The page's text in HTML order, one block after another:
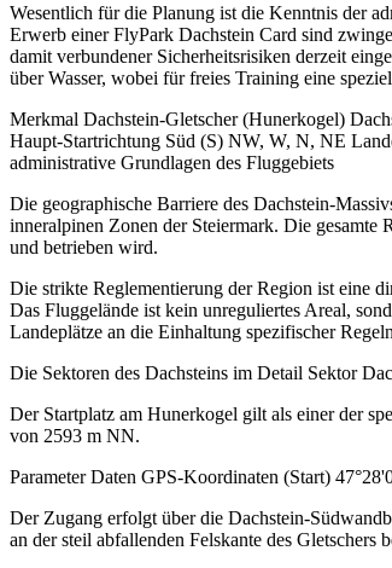
Wesentlich für die Planung ist die Kenntnis der
Erwerb einer FlyPark Dachstein Card sind
damit verbundener Sicherheitsrisiken derzeit
über Wasser, wobei für freies Training eine
Merkmal Dachstein-Gletscher (Hunerkogel)
Haupt-Startrichtung Süd (S) NW, W, N, NE
administrative Grundlagen des Fluggebiets
Die geographische Barriere des Dachstein-
inneralpinen Zonen der Steiermark. Die
und betrieben wird.
Die strikte Reglementierung der Region ist eine
Das Fluggelände ist kein unreguliertes Areal,
Landeplätze an die Einhaltung spezifischer
Die Sektoren des Dachsteins im Detail Sektor
Der Startplatz am Hunerkogel gilt als einer der
von 2593 m NN.
Parameter Daten GPS-Koordinaten (Start)
Der Zugang erfolgt über die Dachstein-
an der steil abfallenden Felskante des